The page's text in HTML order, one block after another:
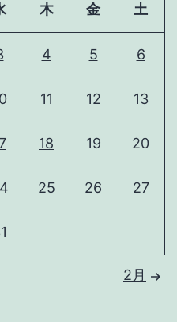
木 金 土
4 5 6
11 12 13
18 19 20
25 26 27
2月